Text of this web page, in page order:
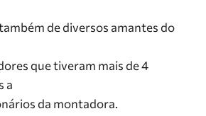
de diversos amantes do
que tiveram mais de 4
a
da montadora.